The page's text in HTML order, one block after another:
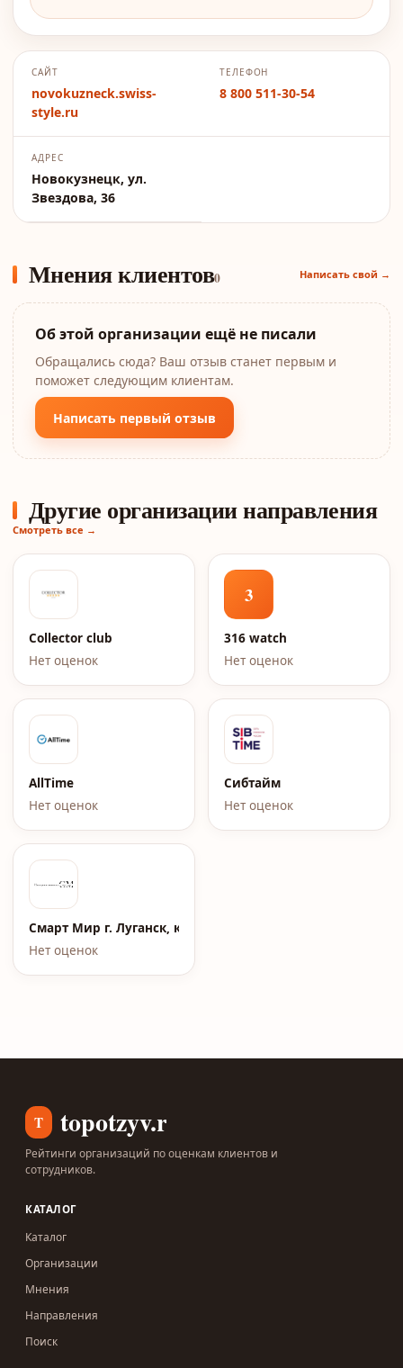
САЙТ
novokuzneck.swiss-
style.ru
ТЕЛЕФОН
8 800 511-30-54
АДРЕС
Новокузнецк, ул.
Звездова, 36
Мнения клиентов0 Написать свой →
Об этой организации ещё не писали
Обращались сюда? Ваш отзыв станет первым и
поможет следующим клиентам.
Написать первый отзыв
Другие организации направления
Смотреть все →
Collector club
Нет оценок
3
316 watch
Нет оценок
AllTime
Нет оценок
Сибтайм
Нет оценок
Смарт Мир г. Луганск, кв. Жукова, д.7
Нет оценок
T topotzyv.ru
Рейтинги организаций по оценкам клиентов и
сотрудников.
КАТАЛОГ
Каталог
Организации
Мнения
Направления
Поиск